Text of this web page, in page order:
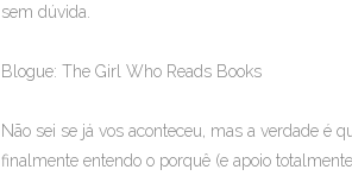
sem dúvida.
Blogue: The Girl Who Reads Books
Não sei se já vos aconteceu, mas a verdade é
finalmente entendo o porquê (e apoio